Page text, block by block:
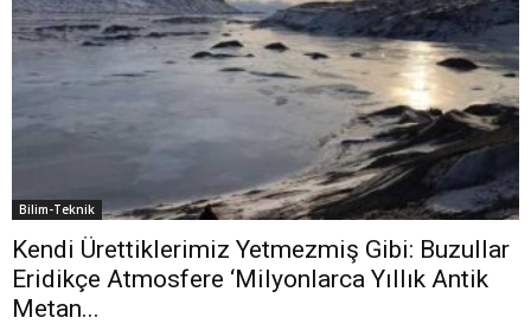
Bilim-Teknik
Kendi Ürettiklerimiz Yetmezmiş Gibi: Buzullar
Eridikçe Atmosfere ‘Milyonlarca Yıllık Antik
Metan...